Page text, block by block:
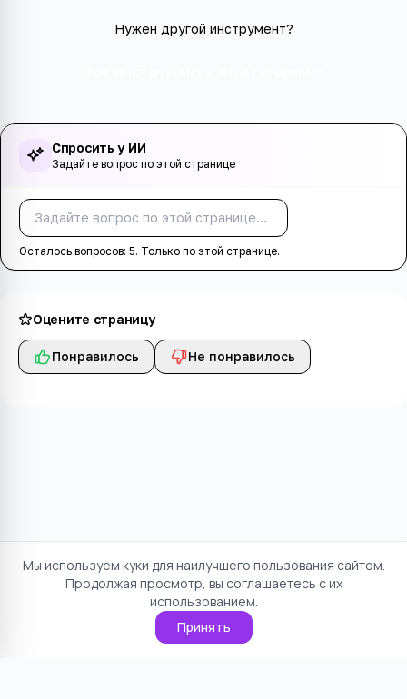
Нужен другой инструмент?
Спросить у ИИ
Задайте вопрос по этой странице
Осталось вопросов: 5. Только по этой странице.
Оцените страницу
Понравилось Не понравилось
Мы используем куки для наилучшего пользования сайтом.
Продолжая просмотр, вы соглашаетесь с их
использованием.
Принять